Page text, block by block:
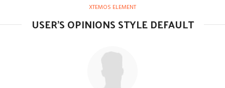
XTEMOS ELEMENT
USER'S OPINIONS STYLE DEFAULT